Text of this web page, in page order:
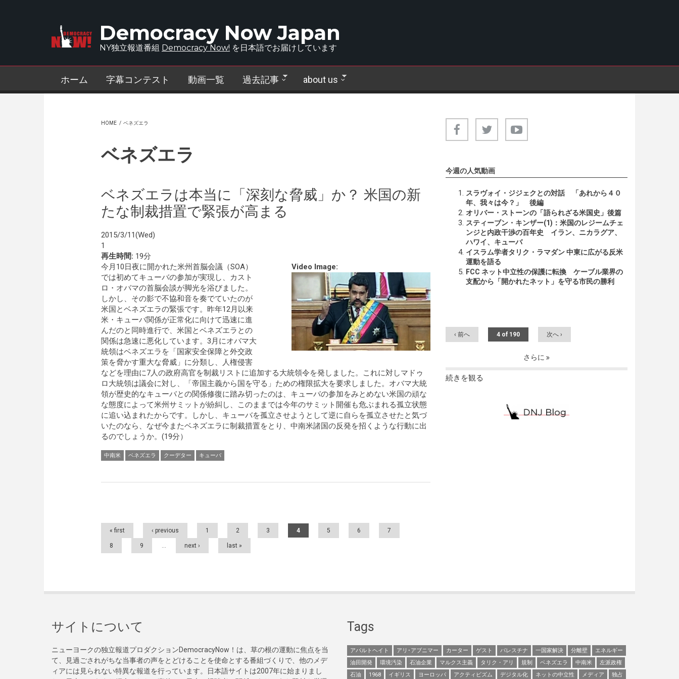
Democracy Now Japan
NY独立報道番組 Democracy Now! を日本語でお届けしています
ホーム 字幕コンテスト 動画一覧 過去記事 about us
HOME / ベネズエラ
ベネズエラ
ベネズエラは本当に「深刻な脅威」か？ 米国の新
たな制裁措置で緊張が高まる
2015/3/11(Wed)
1
再生時間: 19分
Video Image:
今月10日夜に開かれた米州首脳会議（SOA）
では初めてキューバの参加が実現し、カスト
ロ・オバマの首脳会談が脚光を浴びました。
しかし、その影で不協和音を奏でていたのが
米国とベネズエラの緊張です。昨年12月以来
米・キューバ関係が正常化に向けて迅速に進
んだのと同時進行で、米国とベネズエラとの
関係は急速に悪化しています。3月にオバマ大
統領はベネズエラを「国家安全保障と外交政
策を脅かす重大な脅威」に分類し、人権侵害
などを理由に7人の政府高官を制裁リストに追加する大統領令を発しました。これに対しマドゥ
ロ大統領は議会に対し、「帝国主義から国を守る」ための権限拡大を要求しました。オバマ大統
領が歴史的なキューバとの関係修復に踏み切ったのは、キューバの参加をみとめない米国の頑な
な態度によって米州サミットが紛糾し、このままでは今年のサミット開催も危ぶまれる孤立状態
に追い込まれたからです。しかし、キューバを孤立させようとして逆に自らを孤立させたと気づ
いたのなら、なぜ今またベネズエラに制裁措置をとり、中南米諸国の反発を招くような行動に出
るのでしょうか。(19分）
中南米 ベネズエラ クーデター キューバ
Pages
« first ‹ previous 1 2 3 4 5 6 7
8 9 … next › last »
今週の人気動画
スラヴォイ・ジジェクとの対話 「あれから４０
年、我々は今？」 後編
オリバー・ストーンの「語られざる米国史」後篇
スティーブン・キンザー(1)：米国のレジームチェ
ンジと内政干渉の百年史 イラン、ニカラグア、
ハワイ、キューバ
イスラム学者タリク・ラマダン 中東に広がる反米
運動を語る
FCC ネット中立性の保護に転換 ケーブル業界の
支配から「開かれたネット」を守る市民の勝利
‹ 前へ 4 of 190 次へ ›
さらに
続きを観る
サイトについて
ニューヨークの独立報道プロダクションDemocracyNow！は、草の根の運動に焦点を当
て、見過ごされがちな当事者の声をとどけることを使命とする番組づくりで、他のメデ
ィアには見られない特異な報道を行っています。日本語サイトは2007年に始まりまし
Tags
アパルトヘイト アリ･アブニマー カーター ゲスト パレスチナ 一国家解決 分離壁
エネルギー
油田開発
環境汚染 石油企業 マルクス主義 タリク・アリ 規制 ベネズエラ 中南米
左派政権
石油
1968 イギリス ヨーロッパ アクティビズム デジタル化 ネットの中立性 メディア 独占